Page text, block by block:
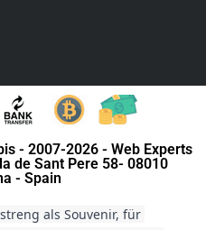
- 2007-2026 - Web Experts
de Sant Pere 58- 08010
- Spain
als Souvenir, für